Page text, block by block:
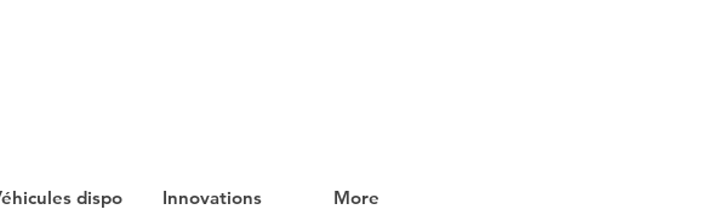
dispo Innovations More